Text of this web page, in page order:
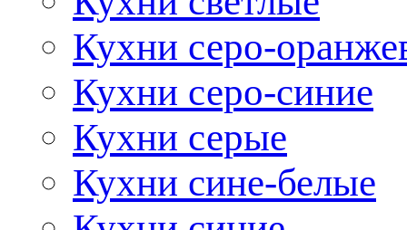
Кухни серо-
Кухни серо-синие
Кухни серые
Кухни сине-белые